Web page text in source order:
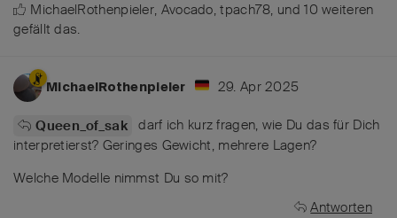
MichaelRothenpieler, Avocado,tpach78, und10 weiteren
gefällt das.
MichaelRothenpieler 29. Apr 2025
Queen_of_sak
darf ich kurz fragen, wie Du das für Dich
interpretierst? Geringes Gewicht, mehrere Lagen?
Welche Modelle nimmst Du so mit?
Antworten